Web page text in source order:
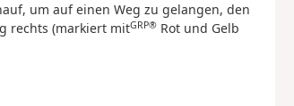
um auf einen Weg zu gelangen, den
rechts (markiert mitGRP®Rot und Gelb